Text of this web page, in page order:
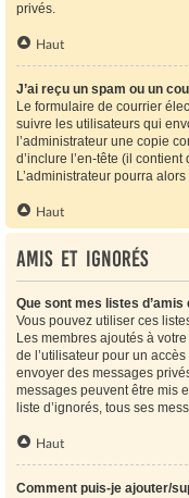
privés.
Haut
J’ai reçu un spam ou un
Le formulaire de courrier
suivre les utilisateurs qui
l’administrateur une copie
d’inclure l’en-tête (il
L’administrateur pourra
Haut
Amis et ignorés
Que sont mes listes d’amis
Vous pouvez utiliser ces
Les membres ajoutés à
de l’utilisateur pour un
envoyer des messages
messages peuvent être mis
liste d’ignorés, tous ses
Haut
Comment puis-je ajouter/